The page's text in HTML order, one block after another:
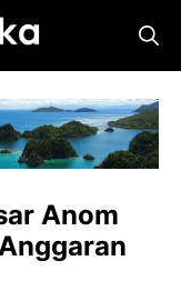
Anom